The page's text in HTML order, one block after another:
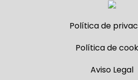
Política de
Política de
Aviso Legal